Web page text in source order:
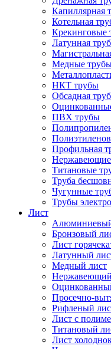
Капиллярная
Котельная
Крекинговые
Латунная
Медные
НКТ трубы
Обсадная
ПВХ трубы
Профильная
Титановые
Труба
Чугунные
Трубы
Лист
Бронзовый
Лист
Латунный
Медный лист
Просечно-
Рифленый
Лист с
Титановый
Лист